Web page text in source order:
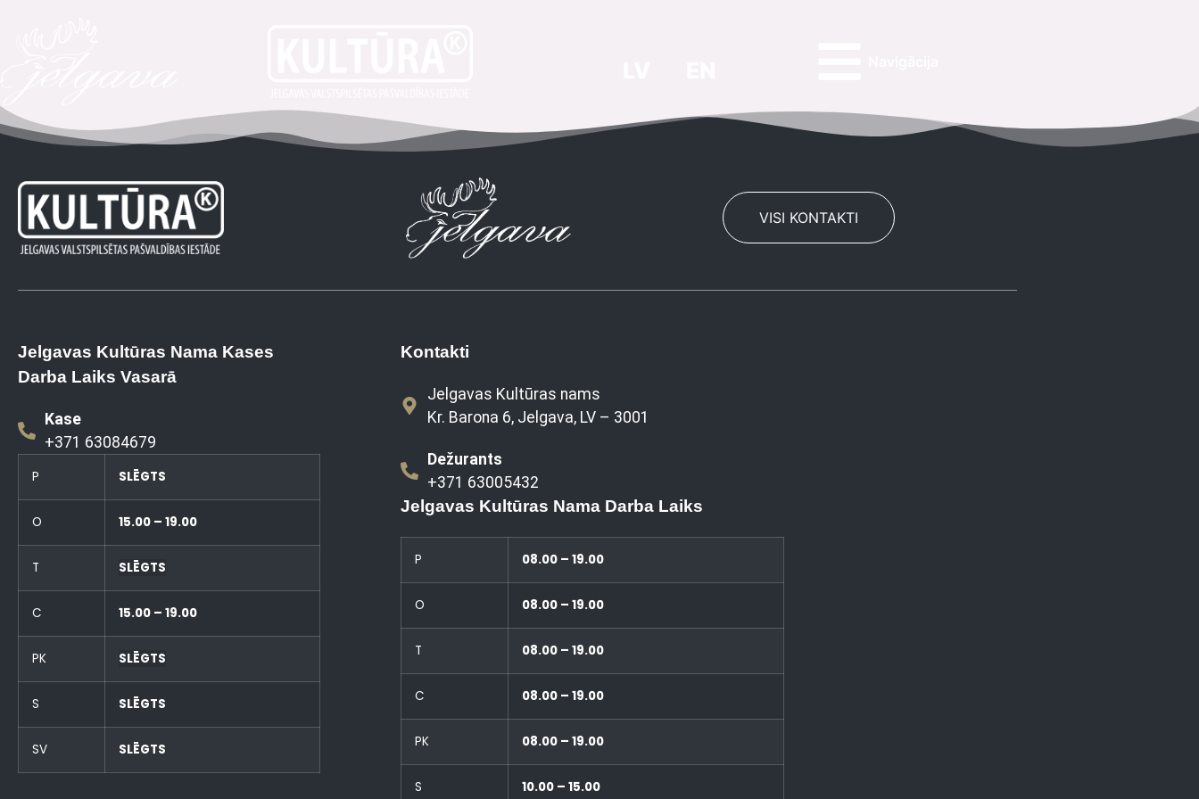
VISI KONTAKTI
Jelgavas Kultūras Nama Kases
Darba Laiks Vasarā
Kase
+371 63084679
P SLĒGTS
O 15.00 – 19.00
T SLĒGTS
C 15.00 – 19.00
PK SLĒGTS
S SLĒGTS
SV SLĒGTS
Kontakti
Jelgavas Kultūras nams
Kr. Barona 6, Jelgava, LV – 3001
Dežurants
+371 63005432
Jelgavas Kultūras Nama Darba Laiks
P 08.00 – 19.00
O 08.00 – 19.00
T 08.00 – 19.00
C 08.00 – 19.00
PK 08.00 – 19.00
S 10.00 – 15.00